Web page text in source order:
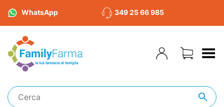
WhatsApp 349 25 66 985
Toggle Menu